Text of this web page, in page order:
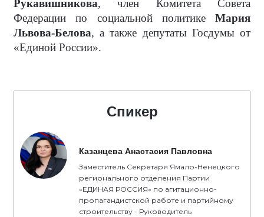
Рукавишникова, член Комитета Совета
Федерации по социальной политике Мария
Львова-Белова, а также депутаты Госдумы от
«Единой России».
Спикер
Казанцева Анастасия Павловна
Заместитель Секретаря Ямало-Ненецкого
регионального отделения Партии
«ЕДИНАЯ РОССИЯ» по агитационно-
пропагандистской работе и партийному
строительству - Руководитель